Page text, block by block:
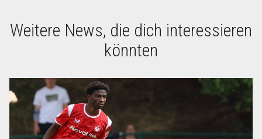
Weitere News, die dich interessieren
könnten